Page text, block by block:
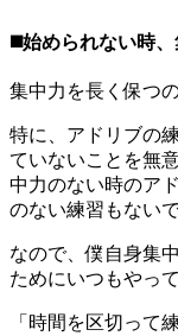
◼️始められない時
集中力を長く保つ
特に、アドリブの
ていないことを無
中力のない時のア
のない練習もない
なので、僕自身集
ためにいつもやっ
「時間を区切って